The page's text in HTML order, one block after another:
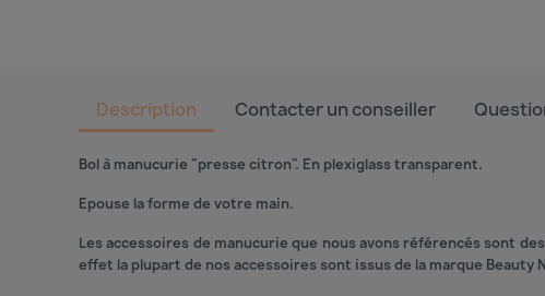
Description Contacter un conseiller
Bol à manucurie "presse citron". En plexiglass transparent.
Epouse la forme de votre main.
Les accessoires de manucurie que nous avons référencés sont
effet la plupart de nos accessoires sont issus de la marque Beauty